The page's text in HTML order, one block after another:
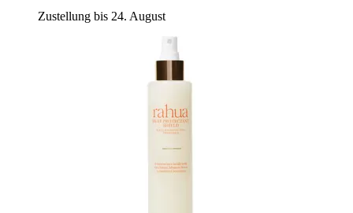
Zustellung bis 24. August